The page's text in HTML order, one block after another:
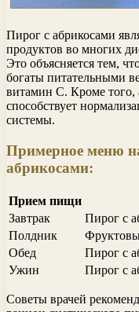
Пирог с абрикосами
продуктов во многих
Это объясняется тем,
богаты питательными
витамин С. Кроме того,
способствует
системы.
Примерное меню
абрикосами:
Прием пищи
Завтрак
Пирог с
Полдник
Обед
Пирог с
Ужин
Пирог с
Советы врачей